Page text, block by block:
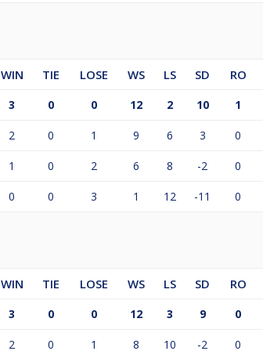
WIN TIE LOSE WS LS SD
RO
3 0 0 12 2 10 1
2 0 1 9 6 3 0
1 0 2 6 8 -2 0
0 0 3 1 12 -11 0
WIN TIE LOSE WS LS SD
RO
3 0 0 12 3 9 0
2 0 1 8 10 -2 0